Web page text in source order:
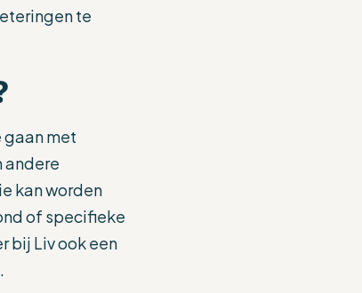
te
gaan met
andere
kan worden
of specifieke
bij Liv ook een